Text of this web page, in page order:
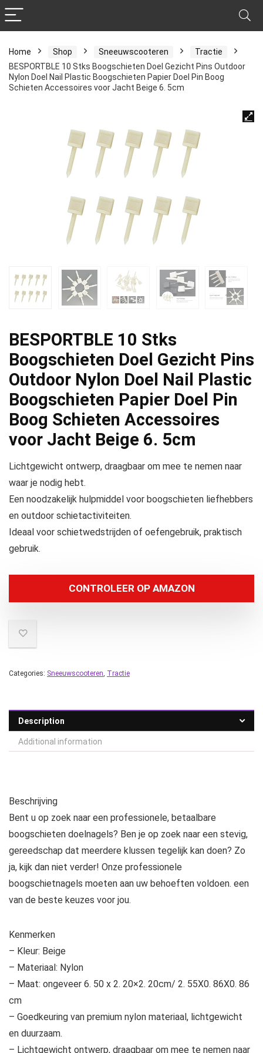
Home Shop Sneeuwscooteren
Tractie
BESPORTBLE 10 Stks Boogschieten Doel Gezicht Pins Outdoor
Nylon Doel Nail Plastic Boogschieten Papier Doel Pin Boog
Schieten Accessoires voor Jacht Beige 6. 5cm
BESPORTBLE 10 Stks
Boogschieten Doel Gezicht Pins
Outdoor Nylon Doel Nail Plastic
Boogschieten Papier Doel Pin
Boog Schieten Accessoires
voor Jacht Beige 6. 5cm
Lichtgewicht ontwerp, draagbaar om mee te nemen naar
waar je nodig hebt.
Een noodzakelijk hulpmiddel voor boogschieten liefhebbers
en outdoor schietactiviteiten.
Ideaal voor schietwedstrijden of oefengebruik, praktisch
gebruik.
CONTROLEER OP AMAZON
Categories: Sneeuwscooteren, Tractie
Description
Additional information
Beschrijving
Bent u op zoek naar een professionele, betaalbare
boogschieten doelnagels? Ben je op zoek naar een stevig,
gereedschap dat meerdere klussen tegelijk kan doen? Zo
ja, kijk dan niet verder! Onze professionele
boogschietnagels moeten aan uw behoeften voldoen. een
van de beste keuzes voor jou.
Kenmerken
– Kleur: Beige
– Materiaal: Nylon
– Maat: ongeveer 6. 50 x 2. 20×2. 20cm/ 2. 55X0. 86X0. 86
cm
– Goedkeuring van premium nylon materiaal, lichtgewicht
en duurzaam.
– Lichtgewicht ontwerp, draagbaar om mee te nemen naar